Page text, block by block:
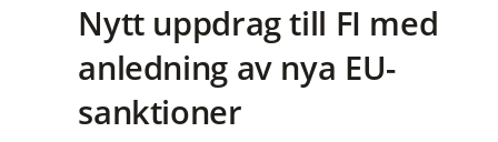
Nytt uppdrag till FI med
anledning av nya EU-
sanktioner